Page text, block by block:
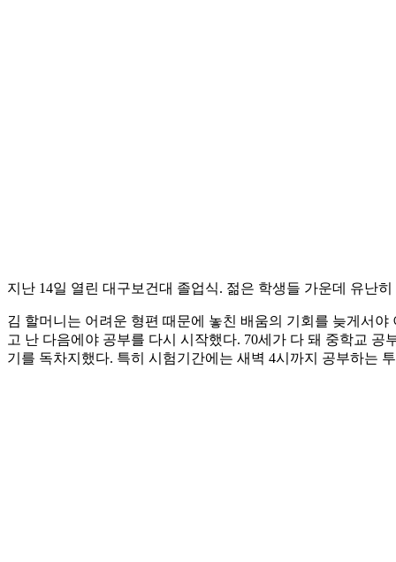
지난 14일 열린 대구보건대 졸업식. 젊은 학생들 가운데 유난
김 할머니는 어려운 형편 때문에 놓친 배움의 기회를 늦게서
고 난 다음에야 공부를 다시 시작했다. 70세가 다 돼 중학교
기를 독차지했다. 특히 시험기간에는 새벽 4시까지 공부하는